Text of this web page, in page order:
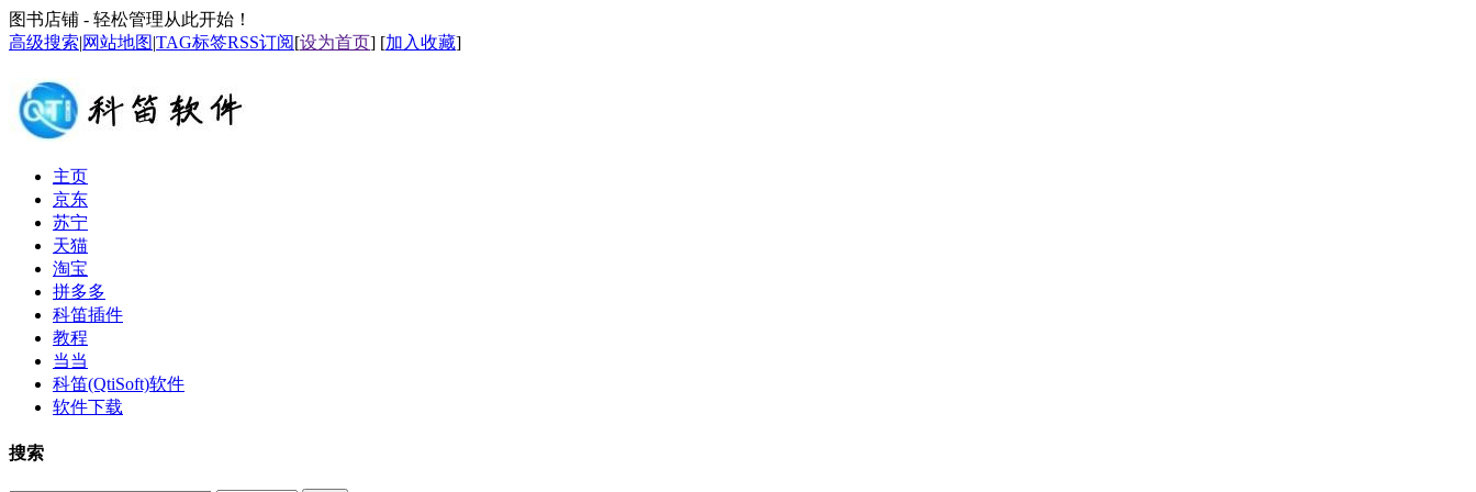
图书店铺 - 轻松管理从此开始！
高级搜索|网站地图|TAG标签RSS订阅[设为首页] [加入收藏]
主页
京东
苏宁
天猫
淘宝
拼多多
科笛插件
教程
当当
科笛(QtiSoft)软件
软件下载
搜索